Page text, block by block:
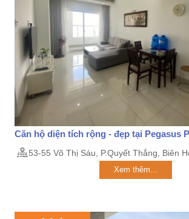
Căn hộ diện tích rộng - đẹp tại Pegasus
53-55 Võ Thị Sáu, P.Quyết Thắng, Biên
Xem thêm...